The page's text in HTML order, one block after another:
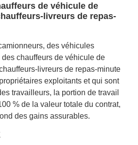
de véhicule de
livreurs de repas-
des véhicules
des chauffeurs de véhicule de
livreurs de repas-minute
exploitants et qui sont
travailleurs, la portion de travail
% de la valeur totale du contrat,
des gains assurables.